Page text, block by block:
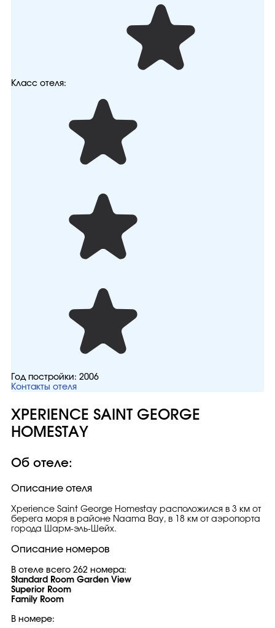
Класс отеля:
Год постройки: 2006
Контакты отеля
XPERIENCE SAINT GEORGE
HOMESTAY
Об отеле:
Описание отеля
Xperience Saint George Homestay расположился в 3 км от
берега моря в районе Naama Bay, в 18 км от аэропорта
города Шарм-эль-Шейх.
Описание номеров
В отеле всего 262 номера:
Standard Room Garden View
Superior Room
Family Room
В номере: